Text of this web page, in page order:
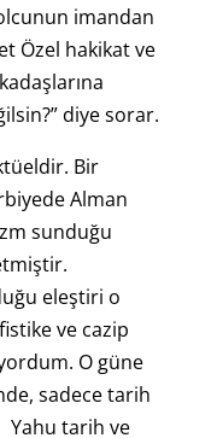
imandan
Özel hakikat ve
diye sorar.
Bir
Alman
sunduğu
eleştiri o
ve cazip
O güne
sadece tarih
Yahu tarih ve